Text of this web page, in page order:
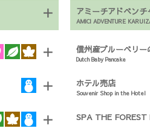
＋
＋
＋
＋
アミーチアドベンチ
AMICI ADVENTURE
信州産ブルーベリ
Dutch Baby Pancake
ホテル売店
Souvenir Shop in the Hotel
SPA THE FOREST